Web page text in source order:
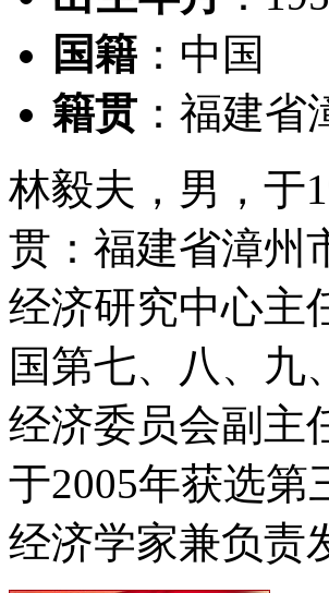
国籍 ：中国
籍贯 ：福建省
林毅夫，男，于
贯：福建省漳州
经济研究中心主
国第七、八、九
经济委员会副主
于2005年获选
经济学家兼负责